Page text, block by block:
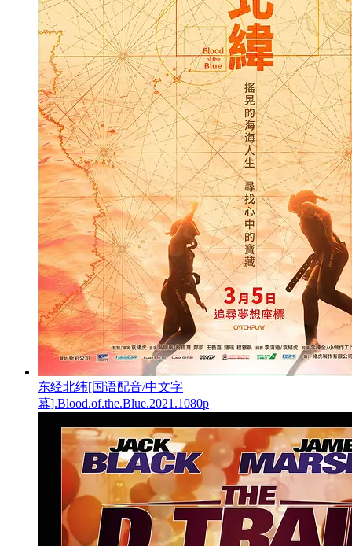
东经北纬[国语配音/中文字
幕].Blood.of.the.Blue.2021.1080p